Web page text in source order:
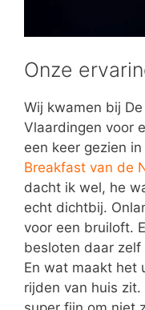
Onze
Wij kwamen bij
Vlaardingen voor
een keer gezien
Breakfast van de
dacht ik wel, he
echt dichtbij.
voor een bruiloft.
besloten daar
En wat maakt het
rijden van huis